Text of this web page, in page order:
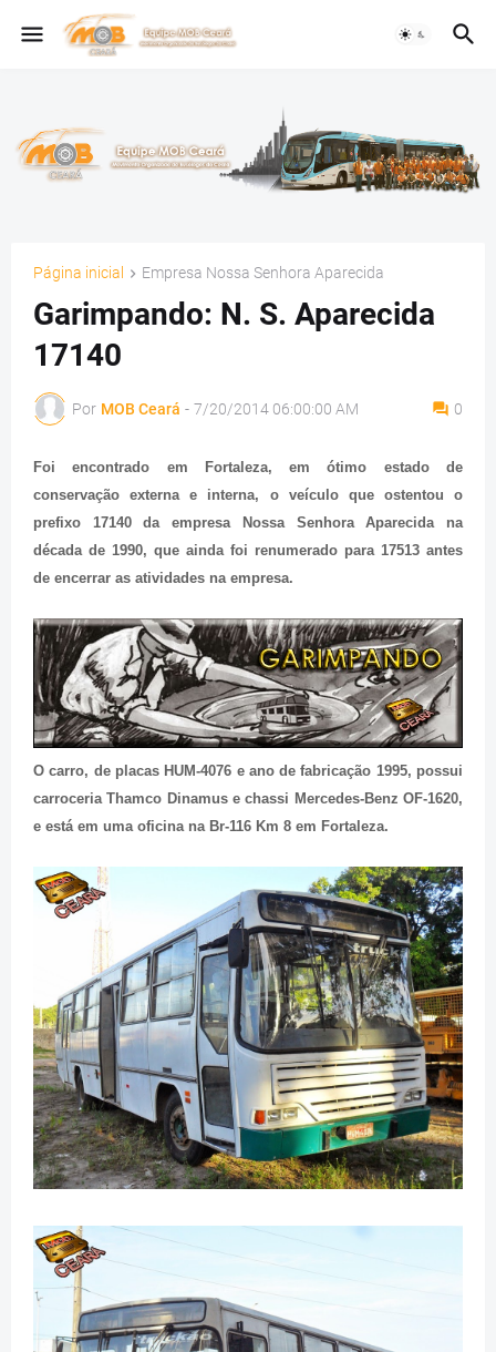
Página inicial Empresa Nossa Senhora Aparecida
Garimpando: N. S. Aparecida
17140
Por MOB Ceará - 7/20/2014 06:00:00 AM 0
Foi encontrado em Fortaleza, em ótimo estado de
conservação externa e interna, o veículo que ostentou o
prefixo 17140 da empresa Nossa Senhora Aparecida na
década de 1990, que ainda foi renumerado para 17513 antes
de encerrar as atividades na empresa.
O carro, de placas HUM-4076 e ano de fabricação 1995, possui
carroceria Thamco Dinamus e chassi Mercedes-Benz OF-1620,
e está em uma oficina na Br-116 Km 8 em Fortaleza.